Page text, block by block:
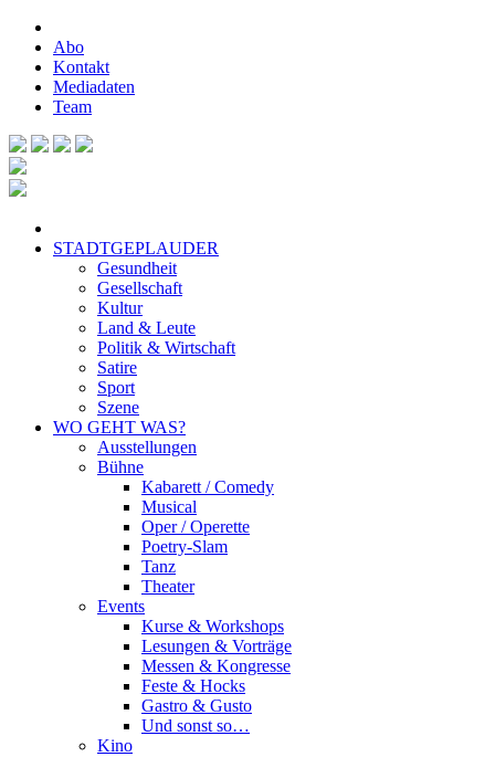
Abo
Kontakt
Mediadaten
Team
STADTGEPLAUDER
Gesundheit
Gesellschaft
Kultur
Land & Leute
Politik & Wirtschaft
Satire
Sport
Szene
WO GEHT WAS?
Ausstellungen
Bühne
Kabarett / Comedy
Musical
Oper / Operette
Poetry-Slam
Tanz
Theater
Events
Kurse & Workshops
Lesungen & Vorträge
Messen & Kongresse
Feste & Hocks
Gastro & Gusto
Und sonst so…
Kino